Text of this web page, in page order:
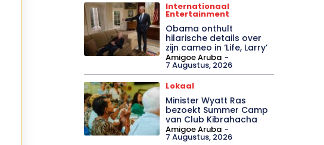
Internationaal
Entertainment
Obama onthult
hilarische details over
zijn cameo in ‘Life, Larry’
Amigoe Aruba -
7 Augustus, 2026
Lokaal
Minister Wyatt Ras
bezoekt Summer Camp
van Club Kibrahacha
Amigoe Aruba -
7 Augustus, 2026